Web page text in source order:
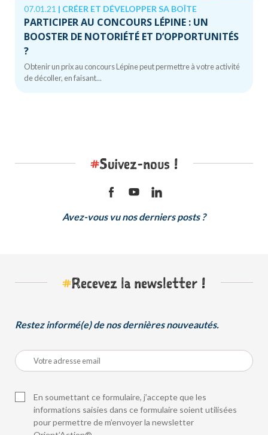
07.01.21 | CRÉER ET DÉVELOPPER SA BOÎTE
PARTICIPER AU CONCOURS LÉPINE : UN
BOOSTER DE NOTORIÉTÉ ET D’OPPORTUNITÉS
?
Obtenir un prix au concours Lépine peut permettre à votre activité
de décoller, en faisant...
#Suivez-nous !
Avez-vous vu nos derniers posts ?
#Recevez la newsletter !
Restez informé(e) de nos dernières nouveautés.
En soumettant ce formulaire, j’accepte que les
informations saisies dans ce formulaire soient utilisées
pour permettre de m’envoyer la newsletter